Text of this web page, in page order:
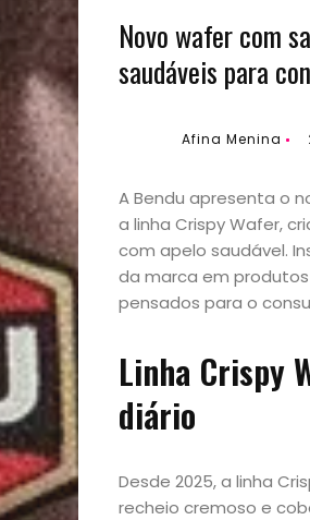
Novo wafer com
saudáveis para
Afina Menina
A Bendu apresenta o
a linha Crispy Wafer,
com apelo saudável.
da marca em
pensados para o
Linha Crispy
diário
Desde 2025, a linha
recheio cremoso e